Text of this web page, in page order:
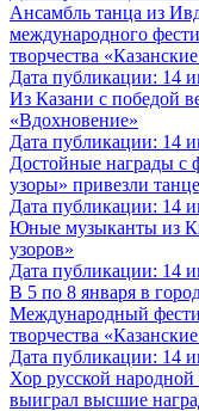
Ансамбль танца из
международного
творчества
Дата публикации: 14
Из Казани с победой
«Вдохновение»
Дата публикации: 14
Достойные награды с
узоры» привезли
Дата публикации: 14
Юные музыканты из
узоров»
Дата публикации: 14
В 5 по 8 января в
Международный
творчества
Дата публикации: 14
Хор русской
выиграл высшие